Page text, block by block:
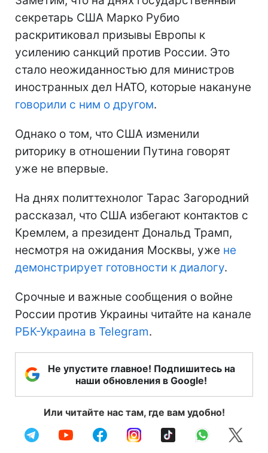
секретарь США Марко Рубио
раскритиковал призывы Европы к
усилению санкций против России. Это
стало неожиданностью для министров
иностранных дел НАТО, которые накануне
говорили с ним о другом.
Однако о том, что США изменили
риторику в отношении Путина говорят
уже не впервые.
На днях политтехнолог Тарас Загородний
рассказал, что США избегают контактов с
Кремлем, а президент Дональд Трамп,
несмотря на ожидания Москвы, уже не
демонстрирует готовности к диалогу.
Срочные и важные сообщения о войне
России против Украины читайте на канале
РБК-Украина в Telegram.
Не упустите главное! Подпишитесь на
наши обновления в Google!
Или читайте нас там, где вам удобно!